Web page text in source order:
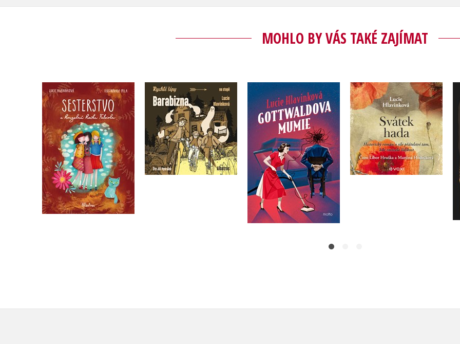
MOHLO BY VÁS TAKÉ ZAJÍMAT
Sesterstvo a kouzelná
kočka Fabiola
Lucie Hlavinková
Do košíku
329 Kč
263 Kč
Barabizna (audiokniha
na CD)
Lucie Hlavinková
Jaroslav Foglar
Gottwaldova mumie
Lucie Hlavinková
Do košíku
399 Kč
319 Kč
Svátek hada
(audiokniha)
Lucie Hlavinková